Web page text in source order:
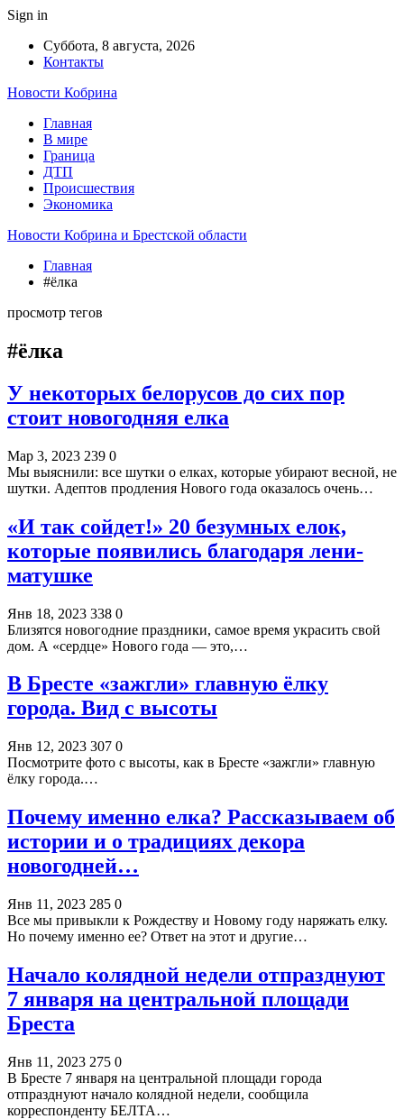
Sign in
Суббота, 8 августа, 2026
Контакты
Новости Кобрина
Главная
В мире
Граница
ДТП
Происшествия
Экономика
Новости Кобрина и Брестской области
Главная
#ёлка
просмотр тегов
#ёлка
У некоторых белорусов до сих пор
стоит новогодняя елка
Мар 3, 2023 239 0
Мы выяснили: все шутки о елках, которые убирают весной, не
шутки. Адептов продления Нового года оказалось очень…
«И так сойдет!» 20 безумных елок,
которые появились благодаря лени-
матушке
Янв 18, 2023 338 0
Близятся новогодние праздники, самое время украсить свой
дом. А «сердце» Нового года — это,…
В Бресте «зажгли» главную ёлку
города. Вид с высоты
Янв 12, 2023 307 0
Посмотрите фото с высоты, как в Бресте «зажгли» главную
ёлку города.…
Почему именно елка? Рассказываем об
истории и о традициях декора
новогодней…
Янв 11, 2023 285 0
Все мы привыкли к Рождеству и Новому году наряжать елку.
Но почему именно ее? Ответ на этот и другие…
Начало колядной недели отпразднуют
7 января на центральной площади
Бреста
Янв 11, 2023 275 0
В Бресте 7 января на центральной площади города
отпразднуют начало колядной недели, сообщила
корреспонденту БЕЛТА…